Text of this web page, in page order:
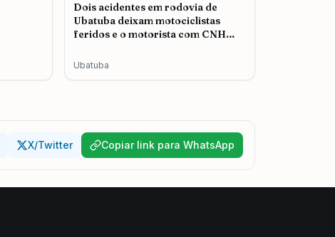
Dois acidentes em rodovia de
Ubatuba deixam motociclistas
feridos e o motorista com CNH
Ubatuba
X/Twitter Copiar link para WhatsApp